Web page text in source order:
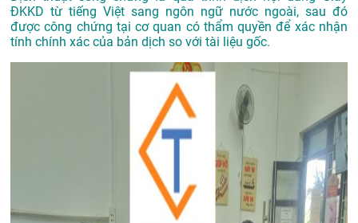
ĐKKD từ tiếng Việt sang ngôn ngữ nước ngoài, sau đó
được công chứng tại cơ quan có thẩm quyền để xác nhận
tính chính xác của bản dịch so với tài liệu gốc.